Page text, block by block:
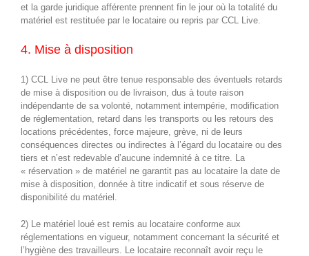
et la garde juridique afférente prennent fin le jour où la totalité du
matériel est restituée par le locataire ou repris par CCL Live.
4. Mise à disposition
1) CCL Live ne peut être tenue responsable des éventuels retards
de mise à disposition ou de livraison, dus à toute raison
indépendante de sa volonté, notamment intempérie, modification
de réglementation, retard dans les transports ou les retours des
locations précédentes, force majeure, grève, ni de leurs
conséquences directes ou indirectes à l’égard du locataire ou des
tiers et n’est redevable d’aucune indemnité à ce titre. La
« réservation » de matériel ne garantit pas au locataire la date de
mise à disposition, donnée à titre indicatif et sous réserve de
disponibilité du matériel.
2) Le matériel loué est remis au locataire conforme aux
réglementations en vigueur, notamment concernant la sécurité et
l’hygiène des travailleurs. Le locataire reconnaît avoir reçu le